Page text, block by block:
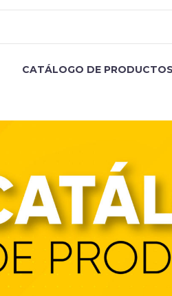
CATÁLOGO DE PRODUCTOS